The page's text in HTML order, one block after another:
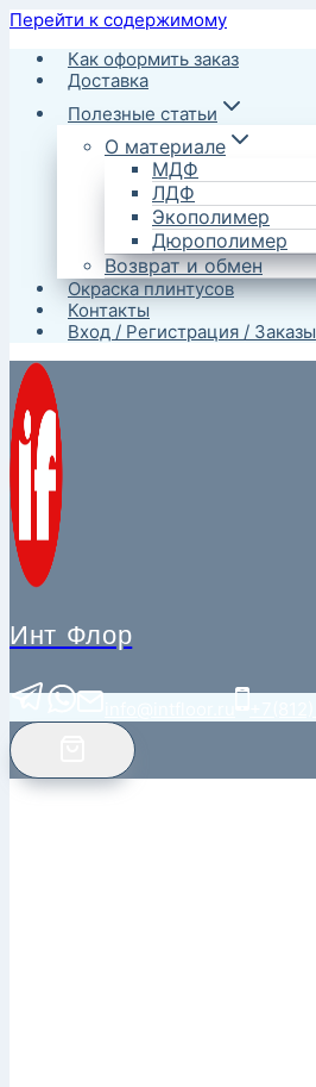
Перейти к содержимому
Как оформить заказ
Доставка
Полезные статьи
О материале
МДФ
ЛДФ
Экополимер
Дюрополимер
Возврат и обмен
Окраска плинтусов
Контакты
Вход / Регистрация / Заказы
Инт Флор